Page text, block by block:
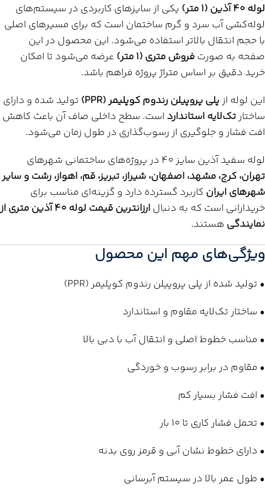
لوله 40 آذین (1 متر)
یکی از سایزهای کاربردی در سیستم‌های
لوله‌کشی آب سرد و گرم ساختمان است که برای مسیرهای اصلی
با حجم انتقال بالاتر استفاده می‌شود. این محصول در این
صفحه به صورتفروش متری (1 متر)
عرضه می‌شود تا امکان
خرید دقیق بر اساس متراژ پروژه فراهم باشد.
این لوله از پلی پروپیلن رندوم کوپلیمر (PPR)
تولید شده و دارای
ساختارتک‌لایه استاندارد است. سطح داخلی صاف آن باعث کاهش
افت فشار و جلوگیری از رسوب‌گذاری در طول زمان می‌شود.
لوله سفید آذین سایز 40 در پروژه‌های ساختمانی شهرهای
تهران، کرج، مشهد، اصفهان، شیراز، تبریز، قم، اهواز، رشت و سایر
شهرهای ایران کاربرد گسترده دارد و گزینه‌ای مناسب برای
خریدارانی است که به دنبال
ارزانترین قیمت لوله 40 آذین متری از
نمایندگی هستند.
ویژگی‌های مهم این محصول
• تولید شده از پلی پروپیلن رندوم کوپلیمر (PPR)
• ساختار تک‌لایه مقاوم و استاندارد
• مناسب خطوط اصلی و انتقال آب با دبی بالا
• مقاوم در برابر رسوب و خوردگی
• افت فشار بسیار کم
• تحمل فشار کاری تا 10 بار
• دارای خطوط نشان آبی و قرمز روی بدنه
• طول عمر بالا در سیستم آبرسانی